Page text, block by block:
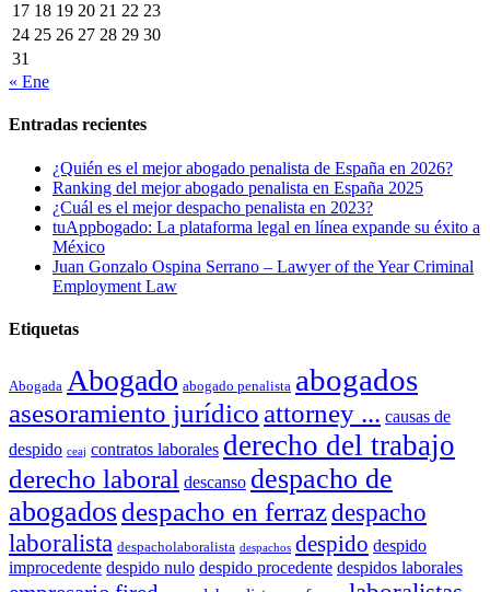
17 18 19 20 21 22 23
24 25 26 27 28 29 30
31
« Ene
Entradas recientes
¿Quién es el mejor abogado penalista de España en 2026?
Ranking del mejor abogado penalista en España 2025
¿Cuál es el mejor despacho penalista en 2023?
tuAppbogado: La plataforma legal en línea expande su éxito a
México
Juan Gonzalo Ospina Serrano – Lawyer of the Year Criminal
Employment Law
Etiquetas
Abogada Abogado abogado penalista abogados
asesoramiento jurídico attorney ... causas de
despido ceaj contratos laborales derecho del trabajo
derecho laboral descanso despacho de
abogadosdespacho en ferrazdespacho
laboralista despacholaboralista despachos despido despido
improcedente despido nulo despido procedente despidos laborales